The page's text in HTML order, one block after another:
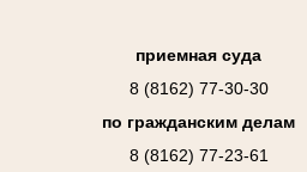
приемная суда
8 (8162) 77-30-30
по гражданским делам
8 (8162) 77-23-61